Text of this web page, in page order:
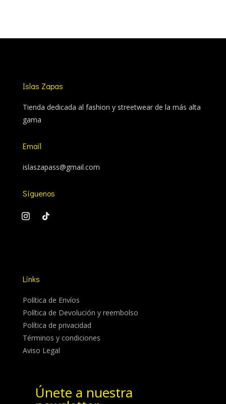
Islas Zapas
Tienda dedicada al fashion y streetwear de la más alta
gama
Email
islaszapass@gmail.com
Síguenos
Links
Política de Envíos
Política de Devolución y reembolso
Política de privacidad
Términos y condiciones
Aviso Legal
Únete a nuestra